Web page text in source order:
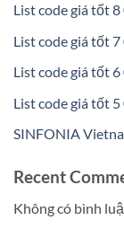
List code giá tốt
List code giá tốt
List code giá tốt
List code giá tốt
SINFONIA
Recent
Không có bình